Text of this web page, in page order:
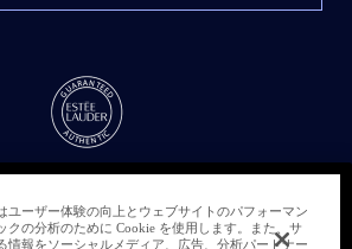
ユーザー体験の向上とウェブサイトのパフォーマン
クの分析のために Cookie を使用します。また、サ
情報をソーシャルメディア、広告、分析パートナー